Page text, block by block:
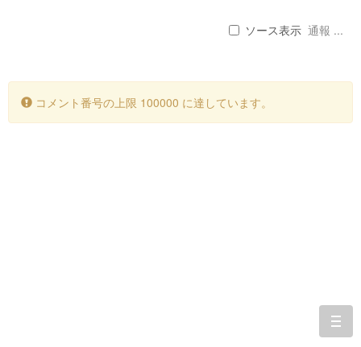
ソース表示 通報 ...
コメント番号の上限 100000 に達しています。